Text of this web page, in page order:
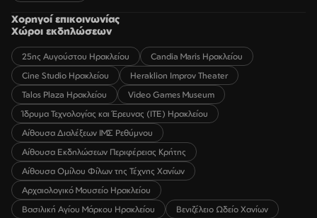
Χορηγοί επικοινωνίας
Χώροι εκδηλώσεων
25ης Αυγούστου Ηρακλείου
Candia Maris Ηρακλείου
Cine Studio Ηρακλείου
Heraklion Improv Theater
Talos Plaza Ηρακλείου
Video Games Museum
Ίδρυμα Τεχνολογίας και Έρευνας (ΙΤΕ) Ηρακλείου
Αίθουσα Διαλέξεων ΙΜΣ Ρεθύμνου
Αίθουσα Εκδηλώσεων Περιφέρειας Κρήτης
Αίθουσα Ομίλου Φίλων της Τέχνης Χανίων
Αρχαιολογικό Μουσείο Ηρακλείου
Βασιλική Αγίου Μάρκου Ηρακλείου
Βενιζέλειο Ωδείο Χανίων